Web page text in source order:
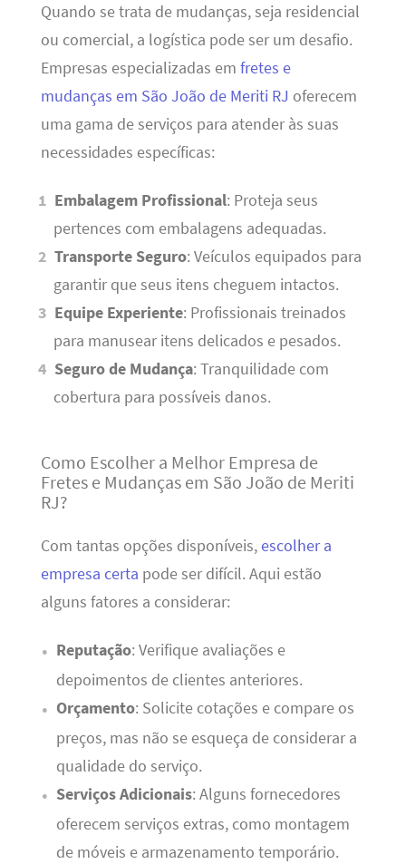
Quando se trata de mudanças, seja residencial
ou comercial, a logística pode ser um desafio.
Empresas especializadas em fretes e
mudanças em São João de Meriti RJ oferecem
uma gama de serviços para atender às suas
necessidades específicas:
Embalagem Profissional: Proteja seus
pertences com embalagens adequadas.
Transporte Seguro: Veículos equipados para
garantir que seus itens cheguem intactos.
Equipe Experiente: Profissionais treinados
para manusear itens delicados e pesados.
Seguro de Mudança: Tranquilidade com
cobertura para possíveis danos.
Como Escolher a Melhor Empresa de
Fretes e Mudanças em São João de Meriti
RJ?
Com tantas opções disponíveis,escolher a
empresa certa pode ser difícil. Aqui estão
alguns fatores a considerar:
Reputação: Verifique avaliações e
depoimentos de clientes anteriores.
Orçamento: Solicite cotações e compare os
preços, mas não se esqueça de considerar a
qualidade do serviço.
Serviços Adicionais: Alguns fornecedores
oferecem serviços extras, como montagem
de móveis e armazenamento temporário.